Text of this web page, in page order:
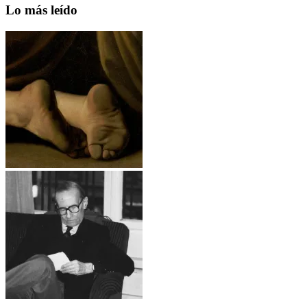
Lo más leído